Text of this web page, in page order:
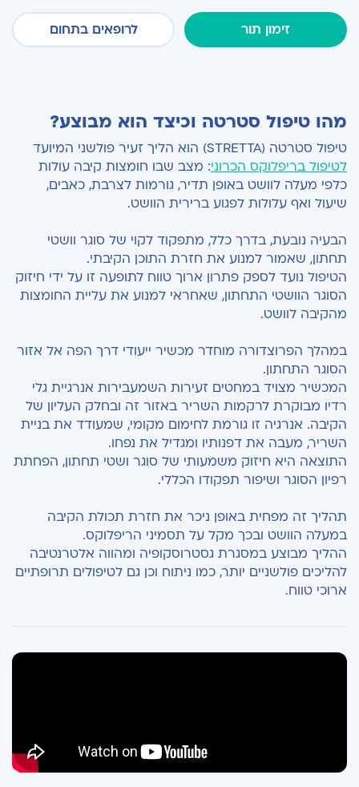
טיפול סטרטה (STRETTA) בהרצליה מדיקל סנטר
זימון תור לרופאים בתחום
מהו טיפול סטרטה וכיצד הוא מבוצע?
טיפול סטרטה (STRETTA) הוא הליך זעיר פולשני המיועד
לטיפול בריפלוקס הכרוני: מצב שבו חומצות קיבה עולות
כלפי מעלה לוושט באופן תדיר, גורמות לצרבת, כאבים,
שיעול ואף עלולות לפגוע ברירית הוושט.
הבעיה נובעת, בדרך כלל, מתפקוד לקוי של סוגר וושטי
תחתון, שאמור למנוע את חזרת התוכן הקיבתי.
הטיפול נועד לספק פתרון ארוך טווח לתופעה זו על ידי חיזוק
הסוגר הוושטי התחתון, שאחראי למנוע את עליית החומצות
מהקיבה לוושט.
במהלך הפרוצדורה מוחדר מכשיר ייעודי דרך הפה אל אזור
הסוגר התחתון.
המכשיר מצויד במחטים זעירות השמעבירות אנרגיית גלי
רדיו מבוקרת לרקמות השריר באזור זה ובחלק העליון של
הקיבה. אנרגיה זו גורמת לחימום מקומי, שמעודד את בניית
השריר, מעבה את דפנותיו ומגדיל את נפחו.
התוצאה היא חיזוק משמעותי של סוגר ושטי תחתון, הפחתת
רפיון הסוגר ושיפור תפקודו הכללי.
תהליך זה מפחית באופן ניכר את חזרת תכולת הקיבה
במעלה הוושט ובכך מקל על תסמיני הריפלוקס.
ההליך מבוצע במסגרת גסטרוסקופיה ומהווה אלטרנטיבה
להליכים פולשניים יותר, כמו ניתוח וכן גם לטיפולים תרופתיים
ארוכי טווח.